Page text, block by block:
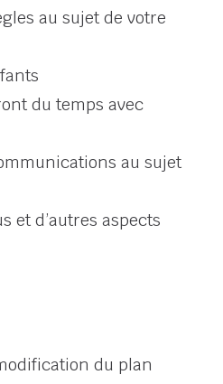
au sujet de votre
du temps avec
au sujet
et d’autres aspects
du plan